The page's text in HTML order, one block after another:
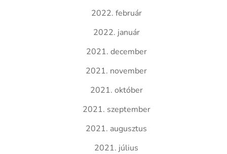
2022. február
2022. január
2021. december
2021. november
2021. október
2021. szeptember
2021. augusztus
2021. július